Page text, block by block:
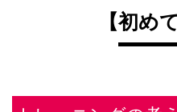
【初め